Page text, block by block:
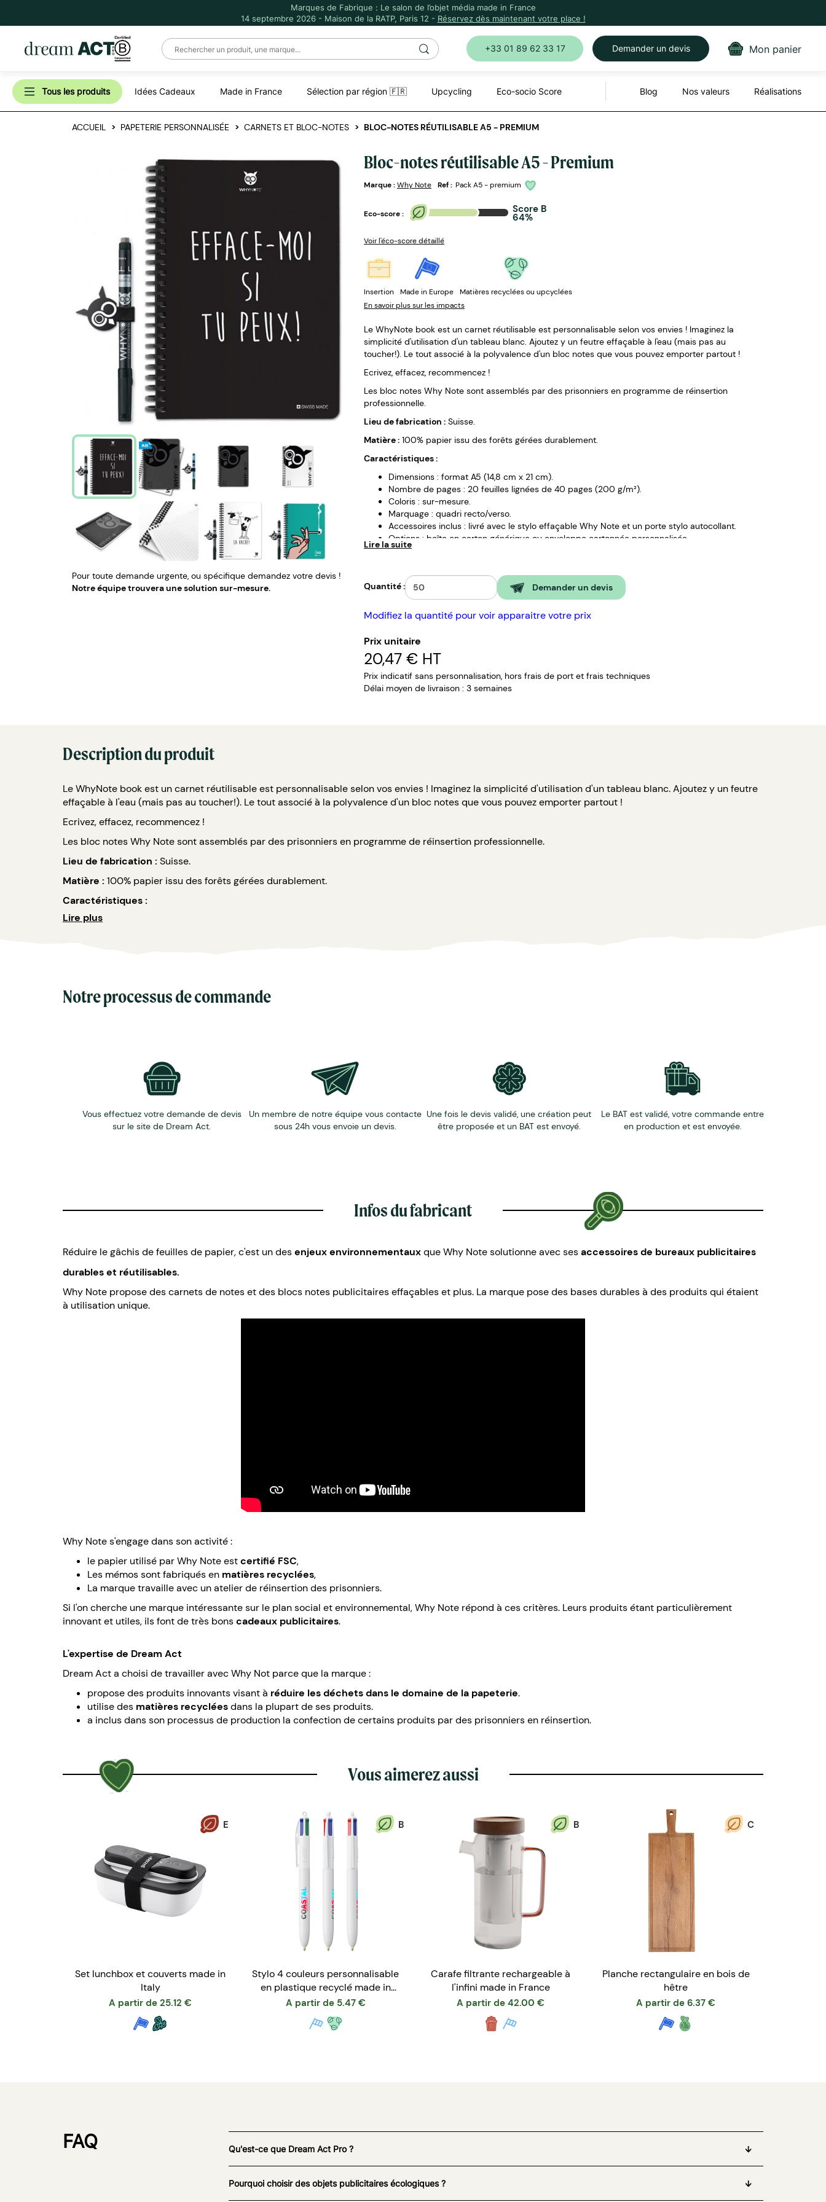
Marques de Fabrique : Le salon de l’objet média made in France
14 septembre 2026 - Maison de la RATP, Paris 12 - Réservez dès maintenant votre place !
+33 01 89 62 33 17 Demander un devis Mon panier
Tous les produits Idées Cadeaux Made in France Sélection par région 🇫🇷 Upcycling Eco-socio Score Blog Nos valeurs Réalisations
ACCUEIL PAPETERIE PERSONNALISÉE CARNETS ET BLOC-NOTES BLOC-NOTES RÉUTILISABLE A5 - PREMIUM
Pour toute demande urgente, ou spécifique demandez votre devis !
Notre équipe trouvera une solution sur-mesure.
Bloc-notes réutilisable A5 - Premium
Marque :Why Note Ref : Pack A5 - premium
Eco-score : Score B
64%
Voir l'éco-score détaillé
Insertion Made in Europe
Matières recyclées ou upcyclées
En savoir plus sur les impacts
Le WhyNote book est un carnet réutilisable est personnalisable selon vos envies ! Imaginez la
simplicité d'utilisation d'un tableau blanc. Ajoutez y un feutre effaçable à l'eau (mais pas au
toucher!). Le tout associé à la polyvalence d'un bloc notes que vous pouvez emporter partout !
Ecrivez, effacez, recommencez !
Les bloc notes Why Note sont assemblés par des prisonniers en programme de réinsertion
professionnelle.
Lieu de fabrication : Suisse.
Matière : 100% papier issu des forêts gérées durablement.
Caractéristiques :
Dimensions : format A5 (14,8 cm x 21 cm).
Nombre de pages : 20 feuilles lignées de 40 pages (200 g/m²).
Coloris : sur-mesure.
Marquage : quadri recto/verso.
Accessoires inclus : livré avec le stylo effaçable Why Note et un porte stylo autocollant.
Options : boîte en carton générique ou enveloppe cartonnée personnalisée.
Lire la suite
Quantité : Demander un devis
Modifiez la quantité pour voir apparaitre votre prix
Prix unitaire
20,47 € HT
Prix indicatif sans personnalisation, hors frais de port et frais techniques
Délai moyen de livraison : 3 semaines
Description du produit
Le WhyNote book est un carnet réutilisable est personnalisable selon vos envies ! Imaginez la simplicité d'utilisation d'un tableau blanc. Ajoutez y un feutre
effaçable à l'eau (mais pas au toucher!). Le tout associé à la polyvalence d'un bloc notes que vous pouvez emporter partout !
Ecrivez, effacez, recommencez !
Les bloc notes Why Note sont assemblés par des prisonniers en programme de réinsertion professionnelle.
Lieu de fabrication : Suisse.
Matière : 100% papier issu des forêts gérées durablement.
Caractéristiques :
Dimensions : format A5 (14,8 cm x 21 cm).
Options : boîte en carton générique ou enveloppe cartonnée personnalisée.
Lire plus
Notre processus de commande
Vous effectuez votre demande de devis
sur le site de Dream Act.
Un membre de notre équipe vous contacte
sous 24h vous envoie un devis.
Une fois le devis validé, une création peut
être proposée et un BAT est envoyé.
Le BAT est validé, votre commande entre
en production et est envoyée.
Infos du fabricant
Réduire le gâchis de feuilles de papier, c'est un desenjeux environnementauxque Why Note solutionne avec sesaccessoires de bureaux publicitaires
durables et réutilisables.
Why Note propose des carnets de notes et des blocs notes publicitaires effaçables et plus. La marque pose des bases durables à des produits qui étaient
à utilisation unique.
Why Note s'engage dans son activité :
le papier utilisé par Why Note estcertifié FSC,
Les mémos sont fabriqués en matières recyclées,
La marque travaille avec un atelier de réinsertion des prisonniers.
Si l'on cherche une marque intéressante sur le plan social et environnemental, Why Note répond à ces critères. Leurs produits étant particulièrement
innovant et utiles, ils font de très bonscadeaux publicitaires.
L'expertise de Dream Act
Dream Act a choisi de travailler avec Why Not parce que la marque :
propose des produits innovants visant à réduire les déchets dans le domaine de la papeterie.
utilise des matières recycléesdans la plupart de ses produits.
a inclus dans son processus de production la confection de certains produits par des prisonniers en réinsertion.
Vous aimerez aussi
E
Set lunchbox et couverts made in
Italy
A partir de 25.12 €
B
Stylo 4 couleurs personnalisable
en plastique recyclé made in
France
A partir de 5.47 €
B
Carafe filtrante rechargeable à
l'infini made in France
A partir de 42.00 €
C
Planche rectangulaire en bois de
hêtre
A partir de 6.37 €
FAQ Qu'est-ce que Dream Act Pro ?
Pourquoi choisir des objets publicitaires écologiques ?